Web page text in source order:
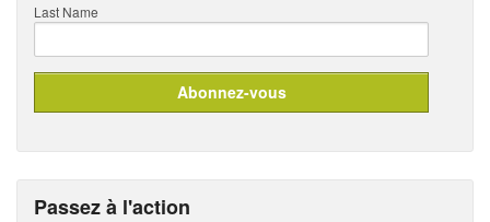
Last Name
Passez à l'action